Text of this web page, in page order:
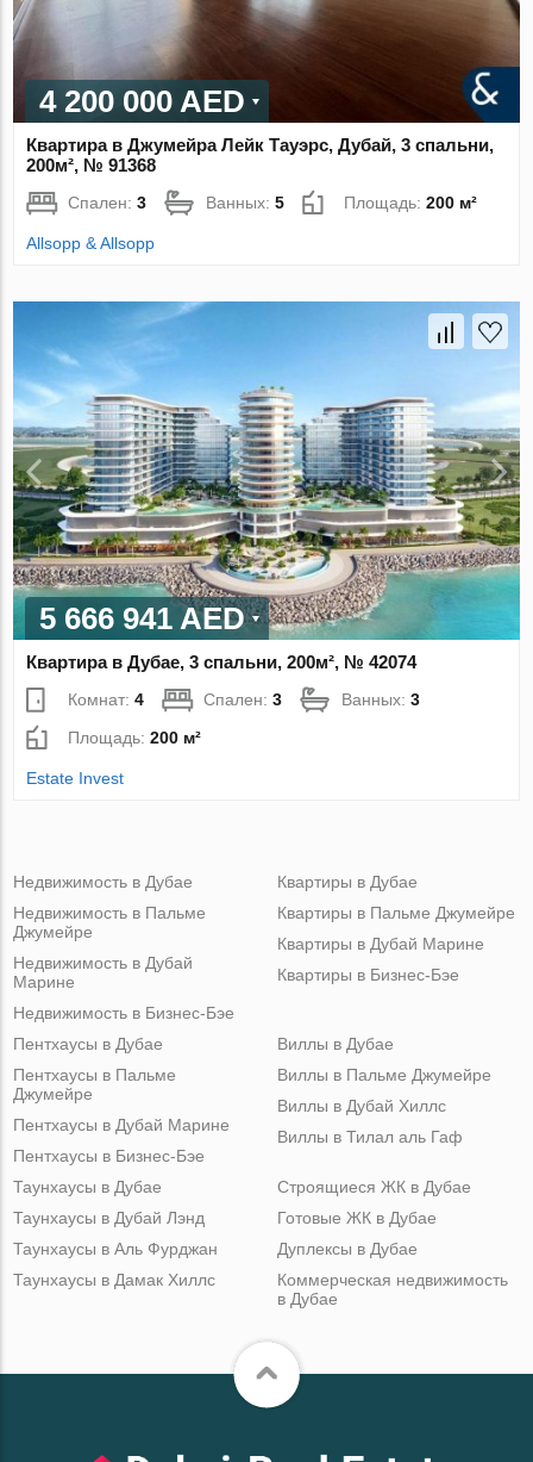
4 200 000 AED
Квартира в Джумейра Лейк Тауэрс, Дубай, 3 спальни,
200м², № 91368
Спален:3 Ванных:5 Площадь:200 м²
Allsopp & Allsopp
5 666 941 AED
Квартира в Дубае, 3 спальни, 200м², № 42074
Комнат:4 Спален:3 Ванных:3
Площадь:200 м²
Estate Invest
Недвижимость в Дубае
Недвижимость в Пальме
Джумейре
Недвижимость в Дубай
Марине
Недвижимость в Бизнес-Бэе
Квартиры в Дубае
Квартиры в Пальме Джумейре
Квартиры в Дубай Марине
Квартиры в Бизнес-Бэе
Пентхаусы в Дубае
Пентхаусы в Пальме
Джумейре
Пентхаусы в Дубай Марине
Пентхаусы в Бизнес-Бэе
Виллы в Дубае
Виллы в Пальме Джумейре
Виллы в Дубай Хиллс
Виллы в Тилал аль Гаф
Таунхаусы в Дубае
Таунхаусы в Дубай Лэнд
Таунхаусы в Аль Фурджан
Таунхаусы в Дамак Хиллс
Строящиеся ЖК в Дубае
Готовые ЖК в Дубае
Дуплексы в Дубае
Коммерческая недвижимость
в Дубае